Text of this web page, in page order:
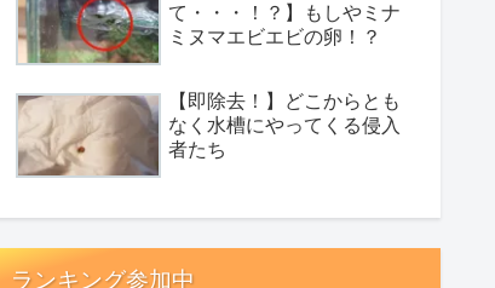
て・・・！？】もしやミナ
ミヌマエビエビの卵！？
【即除去！】どこからとも
なく水槽にやってくる侵入
者たち
ランキング参加中